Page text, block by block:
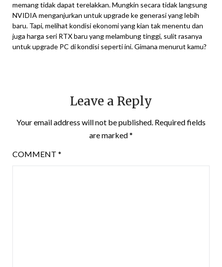
memang tidak dapat terelakkan. Mungkin secara tidak langsung
NVIDIA menganjurkan untuk upgrade ke generasi yang lebih
baru. Tapi, melihat kondisi ekonomi yang kian tak menentu dan
juga harga seri RTX baru yang melambung tinggi, sulit rasanya
untuk upgrade PC di kondisi seperti ini. Gimana menurut kamu?
Leave a Reply
Your email address will not be published. Required fields
are marked*
COMMENT *